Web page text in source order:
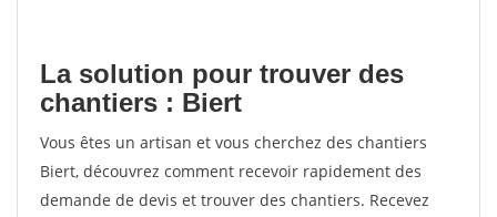
La solution pour trouver des
chantiers : Biert
Vous êtes un artisan et vous cherchez des chantiers
Biert, découvrez comment recevoir rapidement des
demande de devis et trouver des chantiers. Recevez